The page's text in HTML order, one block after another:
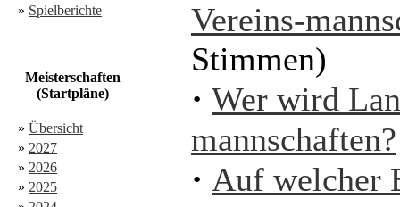
» Spielberichte
Meisterschaften
(Startpläne)
» Übersicht
» 2027
» 2026
» 2025
Vereins-
Stimmen)
· Wer wird
mannschaften?
· Auf welcher